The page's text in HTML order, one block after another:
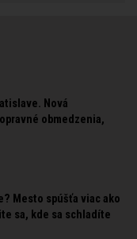
Nová
obmedzenia,
Mesto spúšťa viac ako
sa, kde sa schladíte